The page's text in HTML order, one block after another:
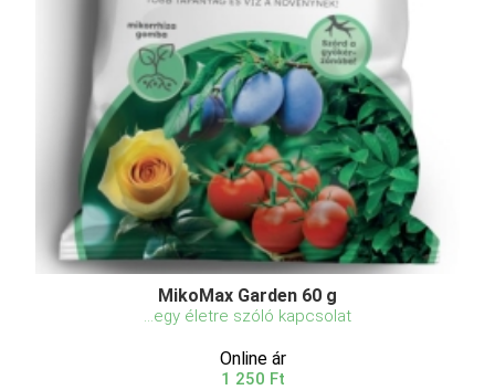
MikoMax Garden 60 g
...egy életre szóló kapcsolat
Online ár
1 250 Ft